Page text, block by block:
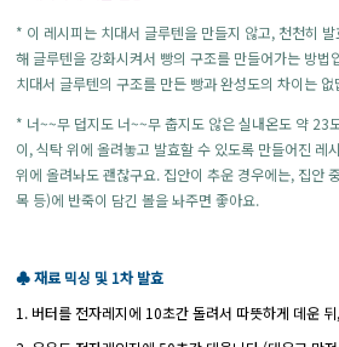
* 이 레시피는 치대서 글루텐을 만들지 않고, 천천히
해 글루텐을 강화시켜서 빵의 구조를 만들어가는 방법
치대서 글루텐의 구조를 만든 빵과 완성도의 차이는 없
* 너~~무 덥지도 너~~무 춥지도 않은 실내온도 약 23
이, 식탁 위에 올려놓고 발효할 수 있도록 만들어진 레
위에 올려놔도 괜찮구요. 집안이 추운 경우에는, 집안
목 등)에 반죽이 담긴 볼을 놔주면 좋아요.
♣ 재료 믹싱 및 1차 발효
1. 버터를 전자레지에 10초간 돌려서 따뜻하게 데운